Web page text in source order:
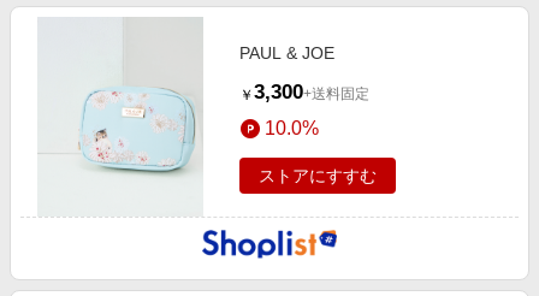
PAUL & JOE
￥ 3,300+送料固定
10.0%
ストアにすすむ